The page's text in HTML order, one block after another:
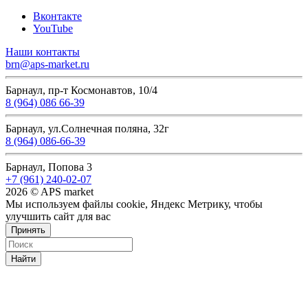
Вконтакте
YouTube
Наши контакты
brn@aps-market.ru
Барнаул, пр-т Космонавтов, 10/4
8 (964) 086 66-39
Барнаул, ул.Солнечная поляна, 32г
8 (964) 086-66-39
Барнаул, Попова 3
+7 (961) 240-02-07
2026 © APS market
Мы используем файлы cookie, Яндекс Метрику, чтобы
улучшить сайт для вас
Принять
Найти